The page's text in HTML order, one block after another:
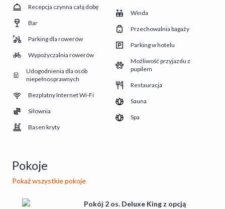
- basen wewnętrzny
- sauna sucha i parowa
- masaże
- zabiegi na twarz i ciało
JEDZENIE I PICIE
W hotelowej restauracji skosztować można dań
przygotowywanych z najwyższą starannością. W hotelu
Recepcja czynna całą dobę
Bar
Parking dla rowerów
Wypożyczalnia rowerów
Udogodnienia dla osób
niepełnosprawnych
Bezpłatny Internet Wi-Fi
Siłownia
Basen kryty
Winda
Przechowalnia bagaży
Parking w hotelu
Możliwość przyjazdu z
pupilem
Restauracja
Sauna
Spa
Pokoje
Pokaż wszystkie pokoje
Pokój 2 os. Deluxe King z opcją